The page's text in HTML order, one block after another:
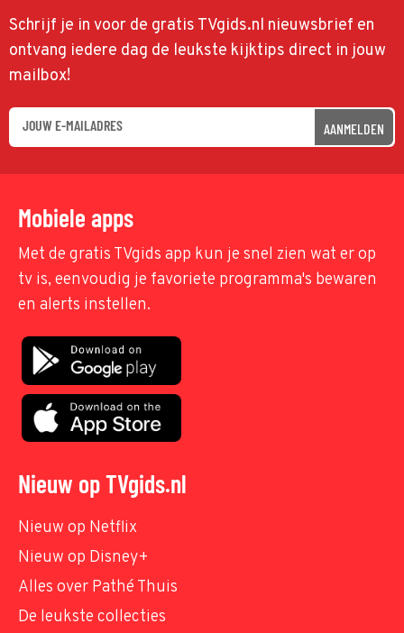
Schrijf je in voor de gratis TVgids.nl nieuwsbrief en
ontvang iedere dag de leukste kijktips direct in jouw
mailbox!
AANMELDEN
Mobiele apps
Met de gratis TVgids app kun je snel zien wat er op
tv is, eenvoudig je favoriete programma's bewaren
en alerts instellen.
Nieuw op TVgids.nl
Nieuw op Netflix
Nieuw op Disney+
Alles over Pathé Thuis
De leukste collecties